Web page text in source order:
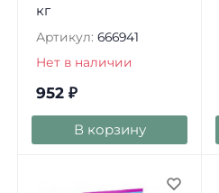
кг
Артикул: 666941
Нет в наличии
952 ₽
В корзину